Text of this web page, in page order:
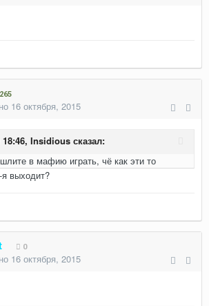
265
16 октября, 2015
Insidious сказал:
в мафию играть, чё как эти то
я выходит?
0
16 октября, 2015